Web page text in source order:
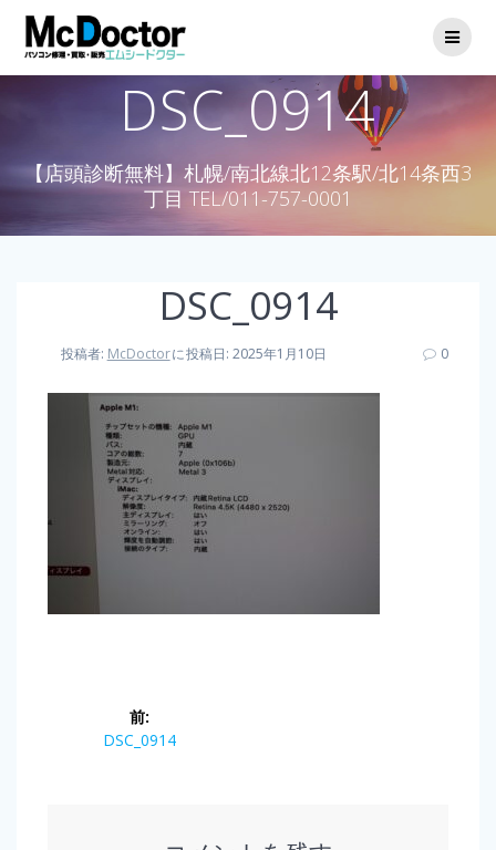
DSC_0914
【店頭診断無料】札幌/南北線北12条駅/北14条西3
丁目 TEL/011-757-0001
DSC_0914
投稿者: McDoctorに投稿日: 2025年1月10日 0
前:
DSC_0914